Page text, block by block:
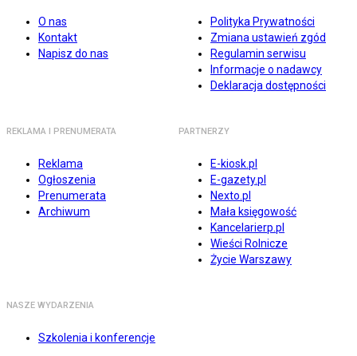
O nas
Kontakt
Napisz do nas
Polityka Prywatności
Zmiana ustawień zgód
Regulamin serwisu
Informacje o nadawcy
Deklaracja dostępności
REKLAMA I PRENUMERATA
Reklama
Ogłoszenia
Prenumerata
Archiwum
PARTNERZY
E-kiosk.pl
E-gazety.pl
Nexto.pl
Mała księgowość
Kancelarierp.pl
Wieści Rolnicze
Życie Warszawy
NASZE WYDARZENIA
Szkolenia i konferencje